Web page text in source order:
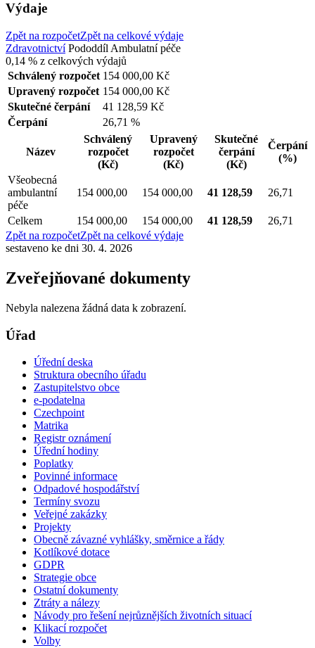
Výdaje
Zpět na rozpočetZpět na celkové výdaje
Zdravotnictví Pododdíl Ambulatní péče
0,14 % z celkových výdajů
Schválený rozpočet 154 000,00 Kč
Upravený rozpočet 154 000,00 Kč
Skutečné čerpání
41 128,59 Kč
Čerpání
26,71 %
Název
Schválený
rozpočet
(Kč)
Upravený
rozpočet
(Kč)
Skutečné
čerpání
(Kč)
Čerpání
(%)
Všeobecná
ambulantní
péče
154 000,00 154 000,00 41 128,59 26,71
Celkem 154 000,00 154 000,00 41 128,59
26,71
Zpět na rozpočetZpět na celkové výdaje
sestaveno ke dni 30. 4. 2026
Zveřejňované dokumenty
Nebyla nalezena žádná data k zobrazení.
Úřad
Úřední deska
Struktura obecního úřadu
Zastupitelstvo obce
e-podatelna
Czechpoint
Matrika
Registr oznámení
Úřední hodiny
Poplatky
Povinné informace
Odpadové hospodářství
Termíny svozu
Veřejné zakázky
Projekty
Obecně závazné vyhlášky, směrnice a řády
Kotlíkové dotace
GDPR
Strategie obce
Ostatní dokumenty
Ztráty a nálezy
Návody pro řešení nejrůznějších životních situací
Klikací rozpočet
Volby